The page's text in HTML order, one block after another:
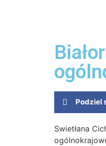
Podziel
Swietłana